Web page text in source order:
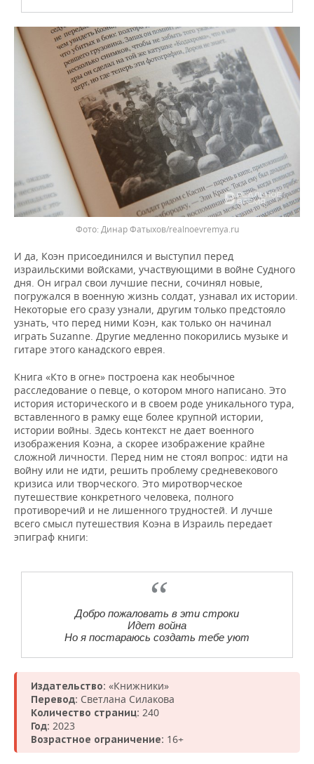
Динар Фатыхов/realnoevremya.ru
И да, Коэн присоединился и выступил перед
израильскими войсками, участвующими в войне Судного
дня. Он играл свои лучшие песни, сочинял новые,
погружался в военную жизнь солдат, узнавал их истории.
Некоторые его сразу узнали, другим только предстояло
узнать, что перед ними Коэн, как только он начинал
играть Suzanne. Другие медленно покорились музыке и
гитаре этого канадского еврея.
Книга «Кто в огне» построена как необычное
расследование о певце, о котором много написано. Это
история исторического и в своем роде уникального тура,
вставленного в рамку еще более крупной истории,
истории войны. Здесь контекст не дает военного
изображения Коэна, а скорее изображение крайне
сложной личности. Перед ним не стоял вопрос: идти на
войну или не идти, решить проблему средневекового
кризиса или творческого. Это миротворческое
путешествие конкретного человека, полного
противоречий и не лишенного трудностей. И лучше
всего смысл путешествия Коэна в Израиль передает
эпиграф книги:
Добро пожаловать в эти строки
Идет война
Но я постараюсь создать тебе уют
Издательство: «Книжники»
Перевод: Светлана Силакова
Количество страниц: 240
Год: 2023
Возрастное ограничение: 16+